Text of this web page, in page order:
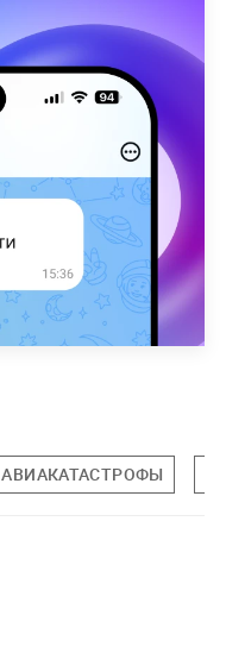
АВИАКАТАСТРОФЫ